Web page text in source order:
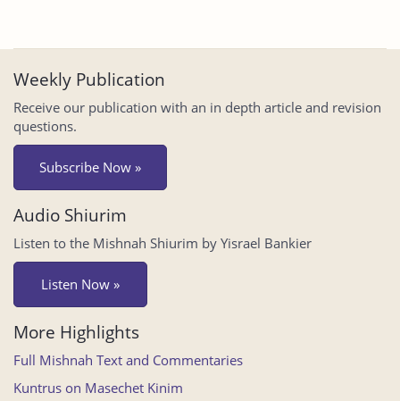
Weekly Publication
Receive our publication with an in depth article and revision
questions.
Subscribe Now »
Audio Shiurim
Listen to the Mishnah Shiurim by Yisrael Bankier
Listen Now »
More Highlights
Full Mishnah Text and Commentaries
Kuntrus on Masechet Kinim